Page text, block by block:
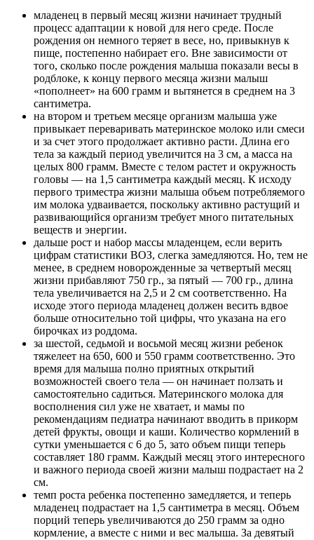
О нас
Услуги
Акции
Отзывы
Статьи
Контакты
младенец в первый месяц жизни начинает трудный
процесс адаптации к новой для него среде. После
рождения он немного теряет в весе, но, привыкнув к
пище, постепенно набирает его. Вне зависимости от
того, сколько после рождения малыша показали весы в
родблоке, к концу первого месяца жизни малыш
«пополнеет» на 600 грамм и вытянется в среднем на 3
сантиметра.
на втором и третьем месяце организм малыша уже
привыкает переваривать материнское молоко или смеси
и за счет этого продолжает активно расти. Длина его
тела за каждый период увеличится на 3 см, а масса на
целых 800 грамм. Вместе с телом растет и окружность
головы — на 1,5 сантиметра каждый месяц. К исходу
первого триместра жизни малыша объем потребляемого
им молока удваивается, поскольку активно растущий и
развивающийся организм требует много питательных
веществ и энергии.
дальше рост и набор массы младенцем, если верить
цифрам статистики ВОЗ, слегка замедляются. Но, тем не
менее, в среднем новорожденные за четвертый месяц
жизни прибавляют 750 гр., за пятый — 700 гр., длина
тела увеличивается на 2,5 и 2 см соответственно. На
исходе этого периода младенец должен весить вдвое
больше относительно той цифры, что указана на его
бирочках из роддома.
за шестой, седьмой и восьмой месяц жизни ребенок
тяжелеет на 650, 600 и 550 грамм соответственно. Это
время для малыша полно приятных открытий
возможностей своего тела — он начинает ползать и
самостоятельно садиться. Материнского молока для
восполнения сил уже не хватает, и мамы по
рекомендациям педиатра начинают вводить в прикорм
детей фрукты, овощи и каши. Количество кормлений в
сутки уменьшается с 6 до 5, зато объем пищи теперь
составляет 180 грамм. Каждый месяц этого интересного
и важного периода своей жизни малыш подрастает на 2
см.
темп роста ребенка постепенно замедляется, и теперь
младенец подрастает на 1,5 сантиметра в месяц. Объем
порций теперь увеличиваются до 250 грамм за одно
кормление, а вместе с ними и вес малыша. За девятый